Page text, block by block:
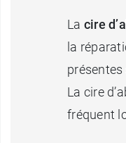
La cire
la
La cire
fréquent